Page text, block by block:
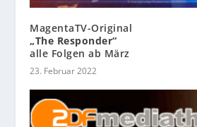
MagentaTV-Original
„The Responder“
alle Folgen ab März
23. Februar 2022